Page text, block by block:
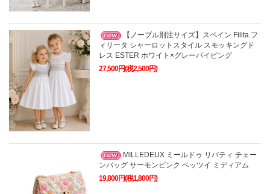
【ノーブル別注サイズ】スペイン Filita フ
ィリータ シャーロットスタイル スモッキングド
レス ESTER ホワイト×グレーパイピング
27,500円(税2,500円)
MILLEDEUX ミールドゥ リバティ チェー
ンバッグ サーモンピンク ベッツイ ミディアム
19,800円(税1,800円)